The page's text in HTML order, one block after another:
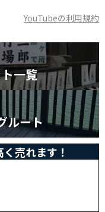
YouTubeの利用規約
一覧
ルート
売れます！